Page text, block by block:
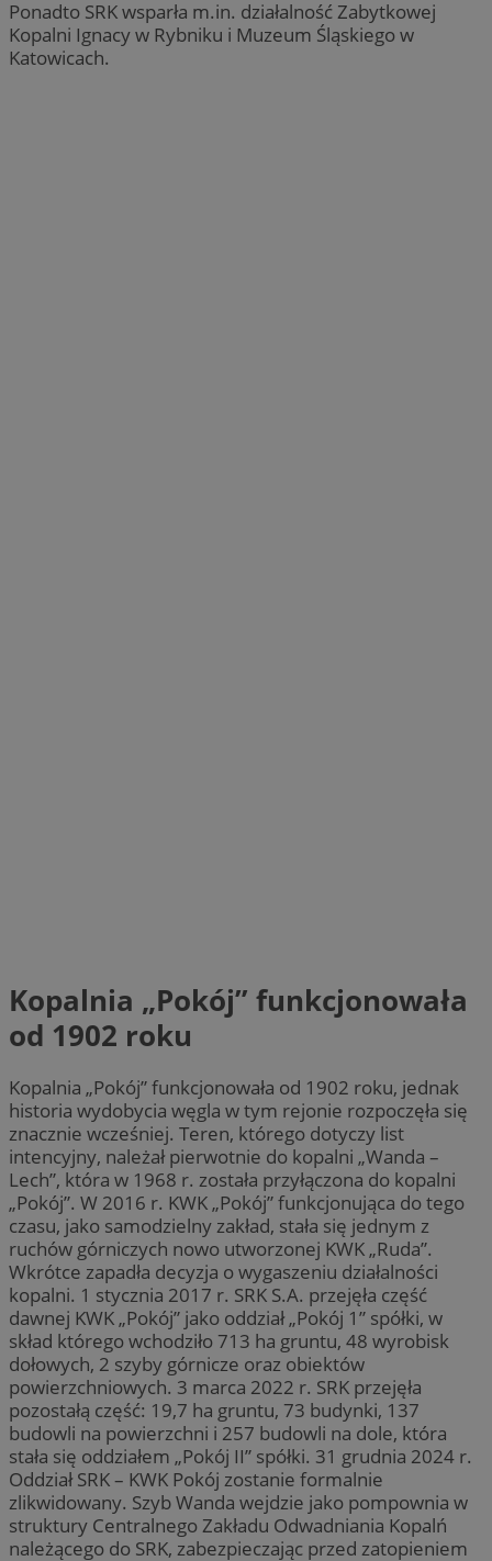
Ponadto SRK wsparła m.in. działalność Zabytkowej
Kopalni Ignacy w Rybniku i Muzeum Śląskiego w
Katowicach.
Kopalnia „Pokój” funkcjonowała
od 1902 roku
Kopalnia „Pokój” funkcjonowała od 1902 roku, jednak
historia wydobycia węgla w tym rejonie rozpoczęła się
znacznie wcześniej. Teren, którego dotyczy list
intencyjny, należał pierwotnie do kopalni „Wanda –
Lech”, która w 1968 r. została przyłączona do kopalni
„Pokój”. W 2016 r. KWK „Pokój” funkcjonująca do tego
czasu, jako samodzielny zakład, stała się jednym z
ruchów górniczych nowo utworzonej KWK „Ruda”.
Wkrótce zapadła decyzja o wygaszeniu działalności
kopalni. 1 stycznia 2017 r. SRK S.A. przejęła część
dawnej KWK „Pokój” jako oddział „Pokój 1” spółki, w
skład którego wchodziło 713 ha gruntu, 48 wyrobisk
dołowych, 2 szyby górnicze oraz obiektów
powierzchniowych. 3 marca 2022 r. SRK przejęła
pozostałą część: 19,7 ha gruntu, 73 budynki, 137
budowli na powierzchni i 257 budowli na dole, która
stała się oddziałem „Pokój II” spółki. 31 grudnia 2024 r.
Oddział SRK – KWK Pokój zostanie formalnie
zlikwidowany. Szyb Wanda wejdzie jako pompownia w
struktury Centralnego Zakładu Odwadniania Kopalń
należącego do SRK, zabezpieczając przed zatopieniem